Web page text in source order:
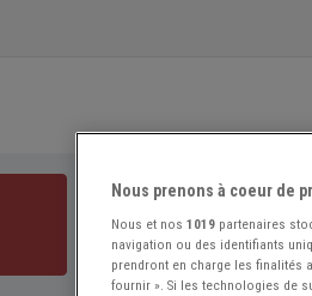
Amicale
Contact
Envoyer un message
Nous prenons à coeur de
Nous et nos 1019 partenaires
navigation ou des identifiants
prendront en charge les finalités
fournir ». Si les technologies de